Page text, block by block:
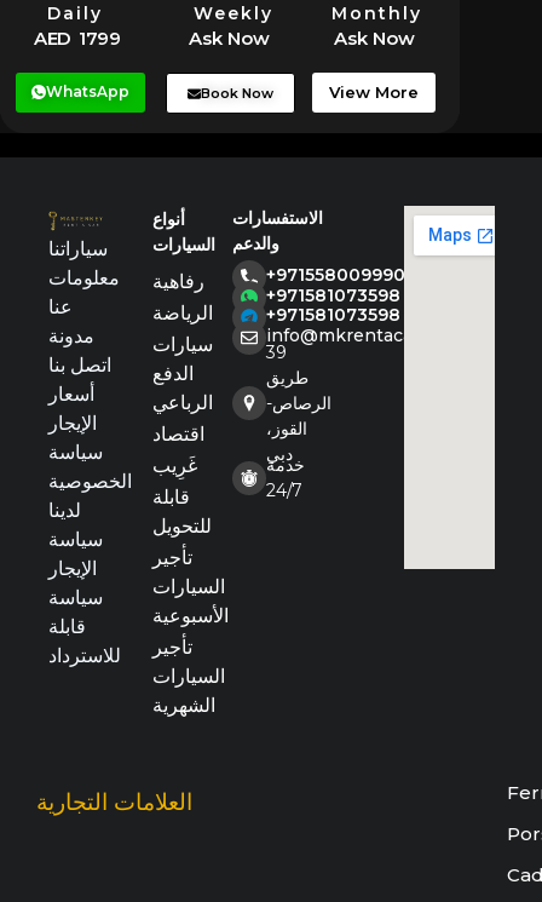
Daily Weekly Monthly
AED 1799 Ask Now Ask Now
WhatsApp Book Now View More
سياراتنا
معلومات
عنا
مدونة
اتصل بنا
أسعار
الإيجار
سياسة
الخصوصية
لدينا
سياسة
الإيجار
سياسة
قابلة
للاسترداد
أنواع
السيارات
رفاهية
الرياضة
سيارات
الدفع
الرباعي
اقتصاد
غَرِيب
قابلة
للتحويل
تأجير
السيارات
الأسبوعية
تأجير
السيارات
الشهرية
الاستفسارات
والدعم
+971558009990
+971581073598
+971581073598
info@mkrentacar.com
39
طريق
الرصاص-
القوز،
دبي
خدمة
24/7
العلامات التجارية